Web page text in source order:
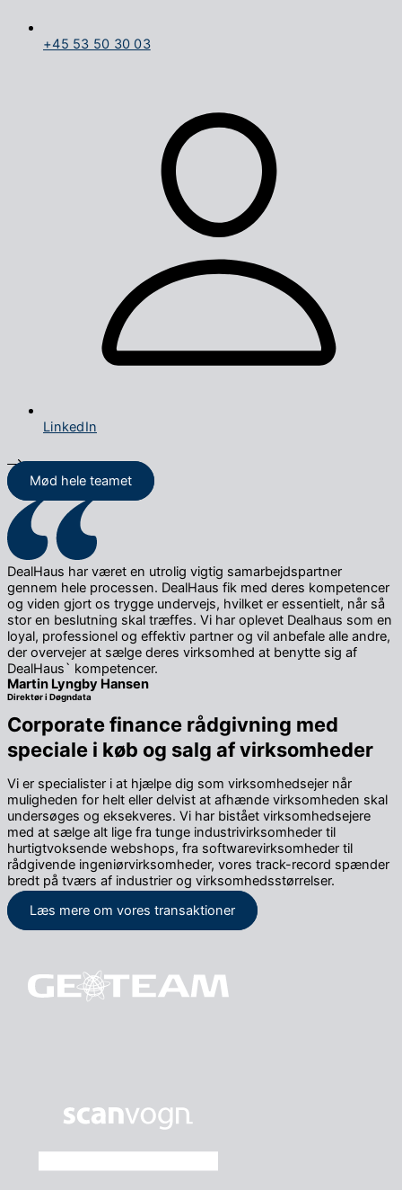
+45 53 50 30 03
LinkedIn
Mød hele teamet
DealHaus har været en utrolig vigtig samarbejdspartner
gennem hele processen. DealHaus fik med deres kompetencer
og viden gjort os trygge undervejs, hvilket er essentielt, når så
stor en beslutning skal træffes. Vi har oplevet Dealhaus som en
loyal, professionel og effektiv partner og vil anbefale alle andre,
der overvejer at sælge deres virksomhed at benytte sig af
DealHaus` kompetencer.
Martin Lyngby Hansen
Direktør i Døgndata
Corporate finance rådgivning med
speciale i køb og salg af virksomheder
Vi er specialister i at hjælpe dig som virksomhedsejer når
muligheden for helt eller delvist at afhænde virksomheden skal
undersøges og eksekveres. Vi har bistået virksomhedsejere
med at sælge alt lige fra tunge industrivirksomheder til
hurtigtvoksende webshops, fra softwarevirksomheder til
rådgivende ingeniørvirksomheder, vores track-record spænder
bredt på tværs af industrier og virksomhedsstørrelser.
Læs mere om vores transaktioner